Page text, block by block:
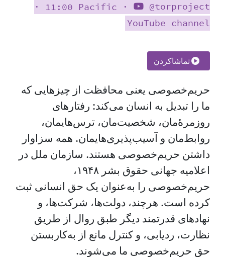
∙ 11:00 Pacific ∙
@torproject
YouTube channel
تماشاکردن
حریم‌خصوصی یعنی محافظت از چیزهایی که
ما را تبدیل به انسان می‌کند: رفتارهای
روزمره‌ٔمان، شخصیت‌مان، ترس‌هایمان،
روابط‌مان و آسیب‌پذیری‌هایمان. همه سزاوار
داشتن حریم‌خصوصی هستند. سازمان ملل در
اعلامیه جهانی حقوق بشر ۱۹۴۸،
حریم‌خصوصی را به‌عنوان یک حق انسانی ثبت
کرده است. هرچند، دولت‌ها، شرکت‌ها، و
نهادهای قدرتمند دیگر طبق روال از طریق
نظارت، ردیابی، و کنترل مانع از به‌کاربستن
حق حریم‌خصوصی ما می‌شوند.